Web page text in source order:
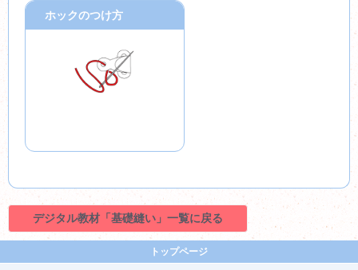
ホックのつけ方
デジタル教材「基礎縫い」一覧に戻る
トップページ